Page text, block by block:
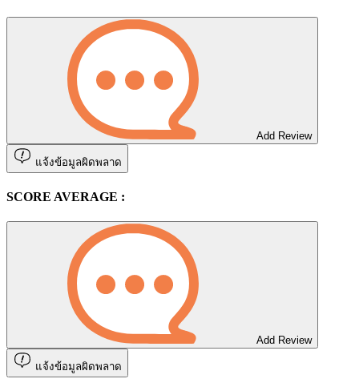
Add Review
แจ้งข้อมูลผิดพลาด
SCORE AVERAGE :
Add Review
แจ้งข้อมูลผิดพลาด